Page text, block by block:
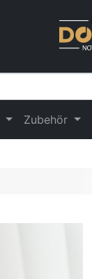
Zubehör